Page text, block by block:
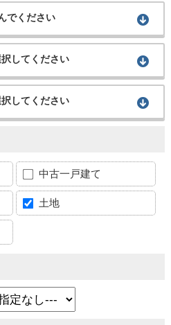
でください
してください
してください
中古一戸建て
土地